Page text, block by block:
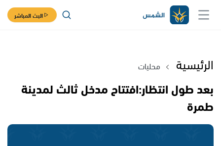
البث المباشر
الرئيسية محليات
بعد طول انتظار:افتتاح مدخل ثالث لمدينة
طمرة